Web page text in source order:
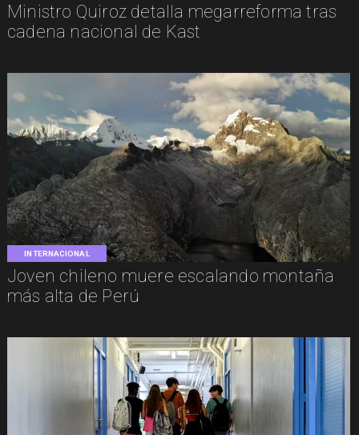
Ministro Quiroz detalla megarreforma tras
cadena nacional de Kast
INTERNACIONAL
Joven chileno muere escalando montaña
más alta de Perú